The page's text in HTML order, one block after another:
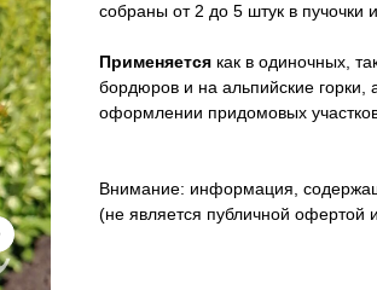
собраны от 2 до 5 штук в пучочки
Применяется как в одиночных,
бордюров и на альпийские горки,
оформлении придомовых
Внимание: информация,
(не является публичной офертой